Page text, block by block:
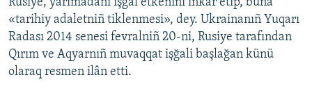
Rusiye, yarımadanı işğal etkenini inkâr etip, buña
«tarihiy adaletniñ tiklenmesi», dey. Ukrainanıñ Yuqarı
Radası 2014 senesi fevralniñ 20-ni, Rusiye tarafından
Qırım ve Aqyarnıñ muvaqqat işğali başlağan künü
olaraq resmen ilân etti.